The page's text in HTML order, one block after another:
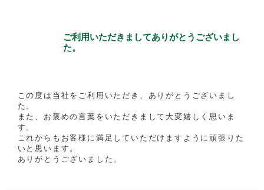
ご利用いただきましてありがとうございまし
た。
この度は当社をご利用いただき、ありがとうございまし
た。
また、お褒めの言葉をいただきまして大変嬉しく思いま
す。
これからもお客様に満足していただけますように頑張りた
いと思います。
ありがとうございました。